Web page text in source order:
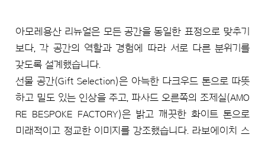
아모레용산 리뉴얼은 모든 공간을 동일한 표정으로 맞추기
보다, 각 공간의 역할과 경험에 따라 서로 다른 분위기를
갖도록 설계했습니다.
선물 공간(Gift Selection)은 아늑한 다크우드 톤으로 따뜻
하고 밀도 있는 인상을 주고, 파사드 오른쪽의 조제실(AMO
RE BESPOKE FACTORY)은 밝고 깨끗한 화이트 톤으로
미래적이고 정교한 이미지를 강조했습니다. 라보에이치 스